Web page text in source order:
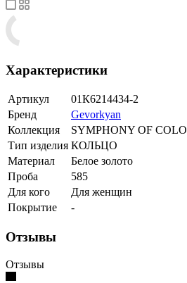
Характеристики
Артикул
01К6214434-2
Бренд
Gevorkyan
Коллекция
SYMPHONY OF
Тип изделия КОЛЬЦО
Материал
Белое золото
Проба
585
Для кого
Для женщин
Покрытие
-
Отзывы
Отзывы